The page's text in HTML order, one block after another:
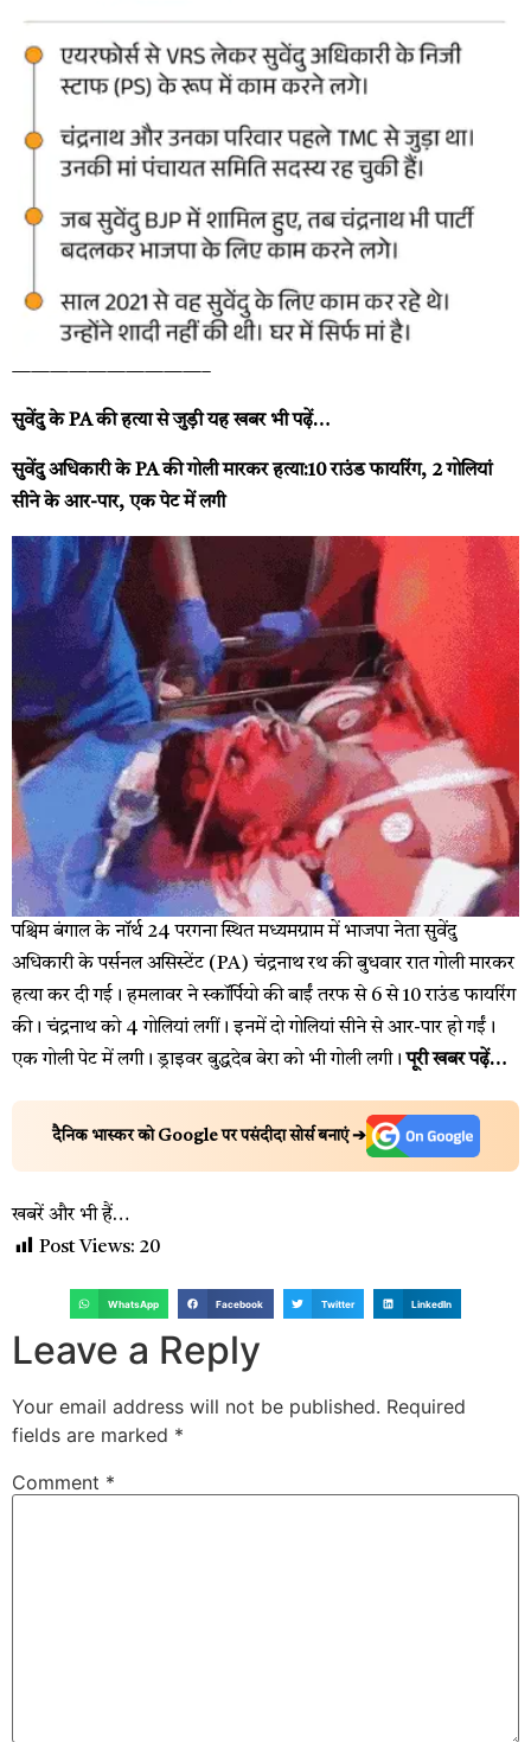
——————————–
सुवेंदु के PA की हत्या से जुड़ी यह खबर भी पढ़ें…
सुवेंदु अधिकारी के PA की गोली मारकर हत्या:10 राउंड फायरिंग, 2 गोलियां
सीने के आर-पार, एक पेट में लगी
पश्चिम बंगाल के नॉर्थ 24 परगना स्थित मध्यमग्राम में भाजपा नेता सुवेंदु
अधिकारी के पर्सनल असिस्टेंट (PA) चंद्रनाथ रथ की बुधवार रात गोली मारकर
हत्या कर दी गई। हमलावर ने स्कॉर्पियो की बाईं तरफ से 6 से 10 राउंड फायरिंग
की। चंद्रनाथ को 4 गोलियां लगीं। इनमें दो गोलियां सीने से आर-पार हो गईं।
एक गोली पेट में लगी। ड्राइवर बुद्धदेब बेरा को भी गोली लगी।पूरी खबर पढ़ें…
दैनिक भास्कर को Google पर पसंदीदा सोर्स बनाएं ➔
खबरें और भी हैं…
Post Views: 20
WhatsApp Facebook Twitter LinkedIn
Leave a Reply
Your email address will not be published. Required
fields are marked *
Comment *